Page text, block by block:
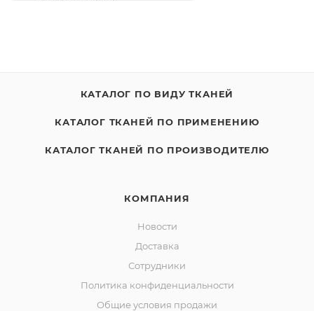
КАТАЛОГ ПО ВИДУ ТКАНЕЙ
КАТАЛОГ ТКАНЕЙ ПО ПРИМЕНЕНИЮ
КАТАЛОГ ТКАНЕЙ ПО ПРОИЗВОДИТЕЛЮ
КОМПАНИЯ
Новости
Доставка
Сотрудники
Политика конфиденциальности
Общие условия продажи